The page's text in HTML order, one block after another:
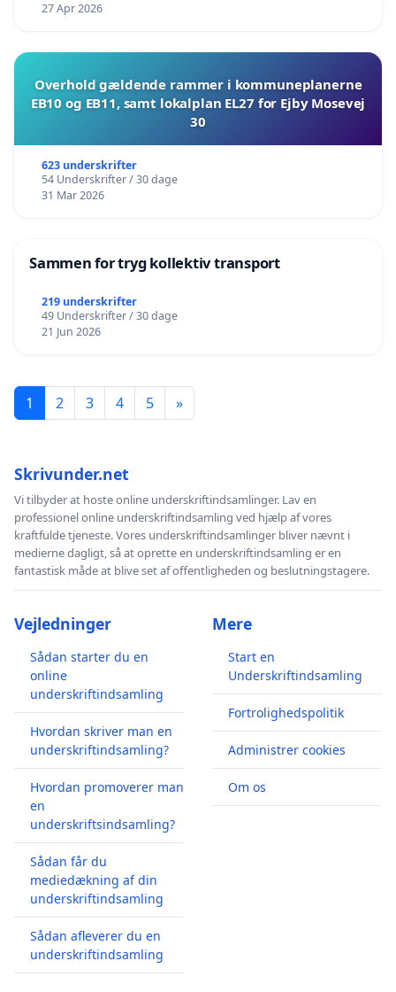
27 Apr 2026
Overhold gældende rammer i kommuneplanerne
EB10 og EB11, samt lokalplan EL27 for Ejby Mosevej
30
623 underskrifter
54 Underskrifter / 30 dage
31 Mar 2026
Sammen for tryg kollektiv transport
219 underskrifter
49 Underskrifter / 30 dage
21 Jun 2026
1 2 3 4 5 »
Skrivunder.net
Vi tilbyder at hoste online underskriftindsamlinger. Lav en
professionel online underskriftindsamling ved hjælp af vores
kraftfulde tjeneste. Vores underskriftindsamlinger bliver nævnt i
medierne dagligt, så at oprette en underskriftindsamling er en
fantastisk måde at blive set af offentligheden og beslutningstagere.
Vejledninger
Sådan starter du en
online
underskriftindsamling
Hvordan skriver man en
underskriftindsamling?
Hvordan promoverer man
en
underskriftsindsamling?
Sådan får du
mediedækning af din
underskriftindsamling
Sådan afleverer du en
underskriftindsamling
Mere
Start en
Underskriftindsamling
Fortrolighedspolitik
Administrer cookies
Om os